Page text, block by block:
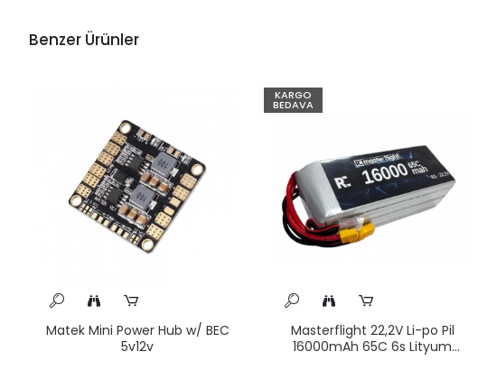
Benzer Ürünler
Matek Mini Power Hub w/ BEC
5v12v
KARGO
BEDAVA
Masterflight 22,2V Li-po Pil
16000mAh 65C 6s Lityum